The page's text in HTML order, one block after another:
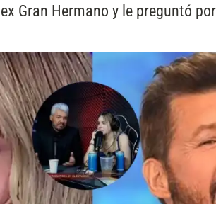
Gran Hermano y le preguntó